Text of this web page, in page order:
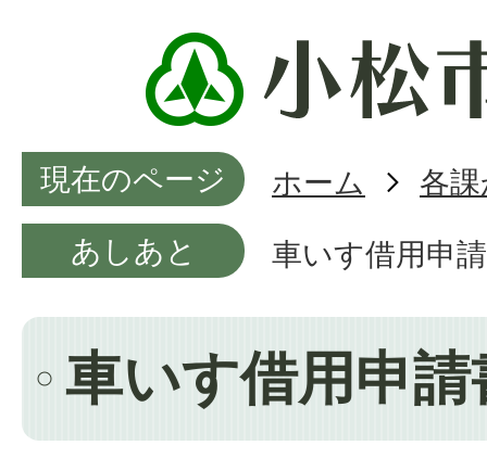
現在のページ ホーム
各
あしあと
車いす借用申
車いす借用申請